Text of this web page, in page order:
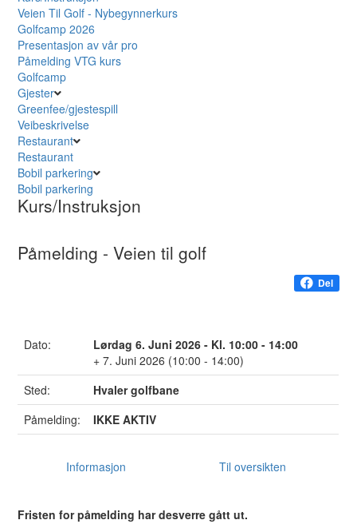
Veien Til Golf - Nybegynnerkurs
Golfcamp 2026
Presentasjon av vår pro
Påmelding VTG kurs
Golfcamp
Gjester
Greenfee/gjestespill
Veibeskrivelse
Restaurant
Restaurant
Bobil parkering
Bobil parkering
Kurs/Instruksjon
Påmelding - Veien til golf
Del
Dato:
Lørdag 6. Juni 2026 - Kl. 10:00 - 14:00
+ 7. Juni 2026 (10:00 - 14:00)
Sted:
Hvaler golfbane
Påmelding:
IKKE AKTIV
Informasjon Til oversikten
Fristen for påmelding har desverre gått ut.